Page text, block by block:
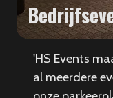
'HS Events
al meerdere